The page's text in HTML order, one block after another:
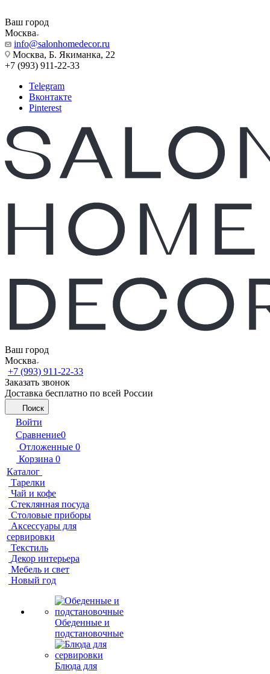
Ваш город
Москва
info@salonhomedecor.ru
Москва, Б. Якиманка, 22
+7 (993) 911-22-33
Telegram
Вконтакте
Pinterest
Ваш город
Москва
+7 (993) 911-22-33
Заказать звонок
Доставка бесплатно по всей России
Поиск
Войти
Сравнение0
Отложенные 0
Корзина 0
Каталог
Тарелки
Чай и кофе
Стеклянная посуда
Столовые приборы
Аксессуары для
сервировки
Текстиль
Декор интерьера
Мебель и свет
Новый год
Обеденные и
подстановочные
Блюда для